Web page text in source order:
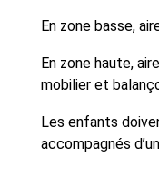
En zone basse,
En zone haute,
mobilier et
Les enfants
accompagnés